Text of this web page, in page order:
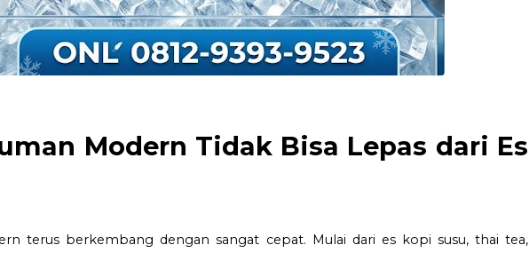
Modern Tidak Bisa Lepas dari Es
terus berkembang dengan sangat cepat. Mulai dari es kopi susu, thai tea,